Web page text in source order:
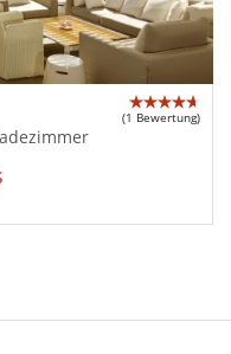
(1 Bewertung)